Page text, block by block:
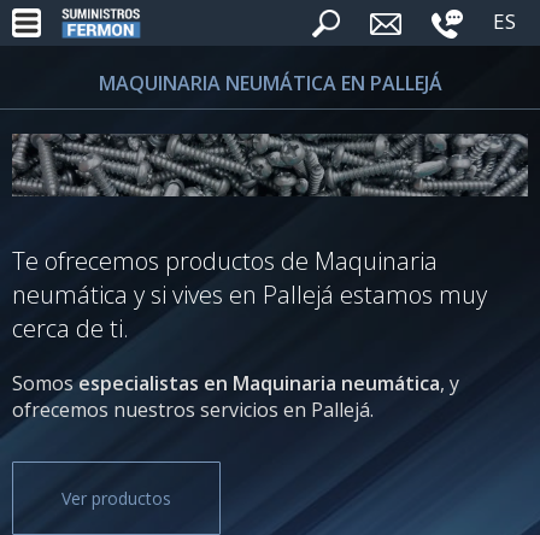
ES
MAQUINARIA NEUMÁTICA EN PALLEJÁ
Te ofrecemos productos de Maquinaria
neumática y si vives en Pallejá estamos muy
cerca de ti.
Somosespecialistas en Maquinaria neumática, y
ofrecemos nuestros servicios en Pallejá.
Ver productos